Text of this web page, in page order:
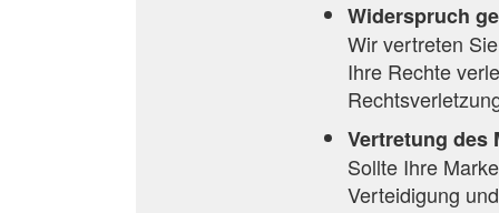
Widerspruch
Wir vertreten
Ihre Rechte
Vertretung des
Sollte Ihre
Verteidigung